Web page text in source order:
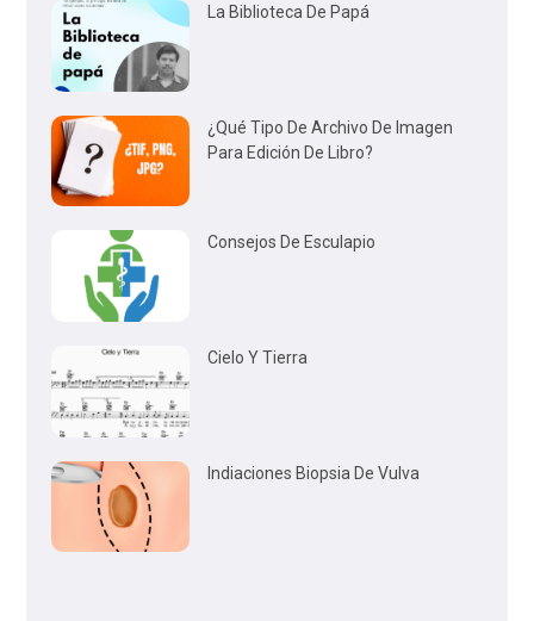
La Biblioteca De Papá
¿Qué Tipo De Archivo De Imagen
Para Edición De Libro?
Consejos De Esculapio
Cielo Y Tierra
Indiaciones Biopsia De Vulva